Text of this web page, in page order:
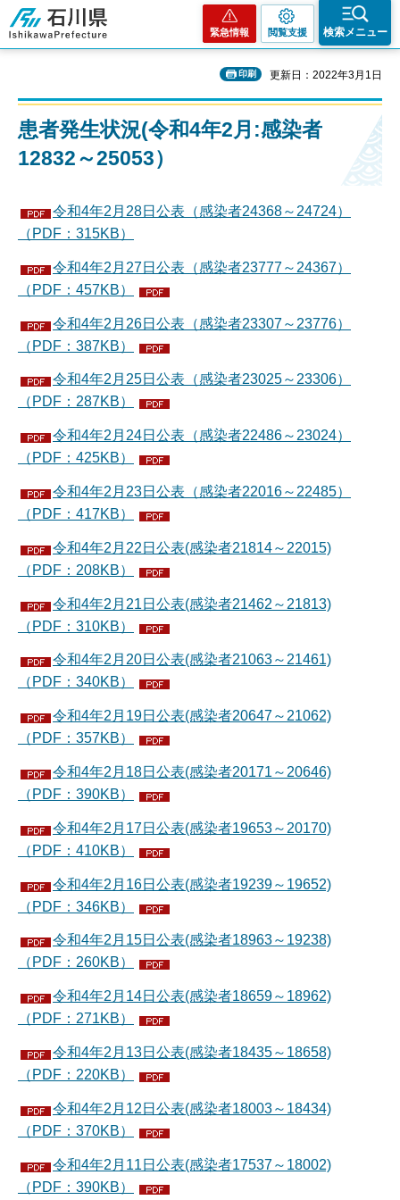
石川県
緊急情報 閲覧支援 検索メニュー
印刷 更新日：2022年3月1日
患者発生状況(令和4年2月:感染者
12832～25053）
令和4年2月28日公表（感染者24368～24724）
（PDF：315KB）
令和4年2月27日公表（感染者23777～24367）
（PDF：457KB）
令和4年2月26日公表（感染者23307～23776）
（PDF：387KB）
令和4年2月25日公表（感染者23025～23306）
（PDF：287KB）
令和4年2月24日公表（感染者22486～23024）
（PDF：425KB）
令和4年2月23日公表（感染者22016～22485）
（PDF：417KB）
令和4年2月22日公表(感染者21814～22015)
（PDF：208KB）
令和4年2月21日公表(感染者21462～21813)
（PDF：310KB）
令和4年2月20日公表(感染者21063～21461)
（PDF：340KB）
令和4年2月19日公表(感染者20647～21062)
（PDF：357KB）
令和4年2月18日公表(感染者20171～20646)
（PDF：390KB）
令和4年2月17日公表(感染者19653～20170)
（PDF：410KB）
令和4年2月16日公表(感染者19239～19652)
（PDF：346KB）
令和4年2月15日公表(感染者18963～19238)
（PDF：260KB）
令和4年2月14日公表(感染者18659～18962)
（PDF：271KB）
令和4年2月13日公表(感染者18435～18658)
（PDF：220KB）
令和4年2月12日公表(感染者18003～18434)
（PDF：370KB）
令和4年2月11日公表(感染者17537～18002)
（PDF：390KB）